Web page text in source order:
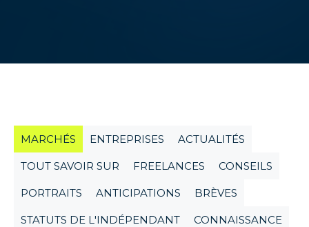
MARCHÉS ENTREPRISES ACTUALITÉS
TOUT SAVOIR SUR FREELANCES CONSEILS
PORTRAITS ANTICIPATIONS BRÈVES
STATUTS DE L'INDÉPENDANT CONNAISSANCE